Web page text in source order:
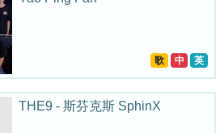
歌 中 英
THE9 - 斯芬克斯 SphinX